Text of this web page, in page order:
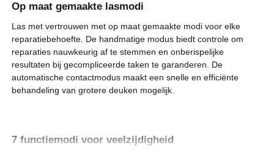
Op maat gemaakte lasmodi
Las met vertrouwen met op maat gemaakte modi voor elke
reparatiebehoefte. De handmatige modus biedt controle om
reparaties nauwkeurig af te stemmen en onberispelijke
resultaten bij gecompliceerde taken te garanderen. De
automatische contactmodus maakt een snelle en efficiënte
behandeling van grotere deuken mogelijk.
7 functiemodi voor veelzijdigheid